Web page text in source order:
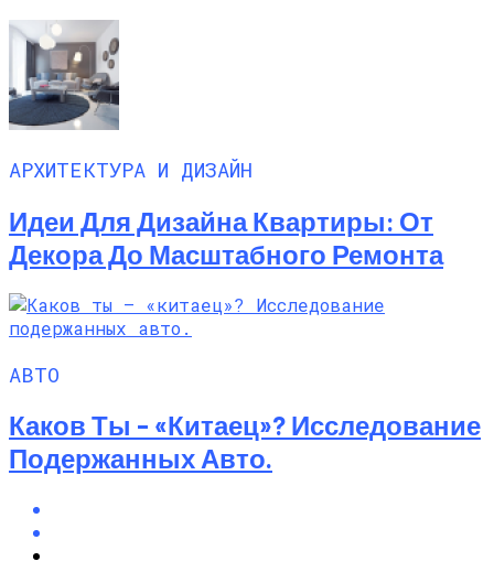
АРХИТЕКТУРА И ДИЗАЙН
Идеи Для Дизайна Квартиры: От
Декора До Масштабного Ремонта
АВТО
Каков Ты – «китаец»? Исследование
Подержанных Авто.